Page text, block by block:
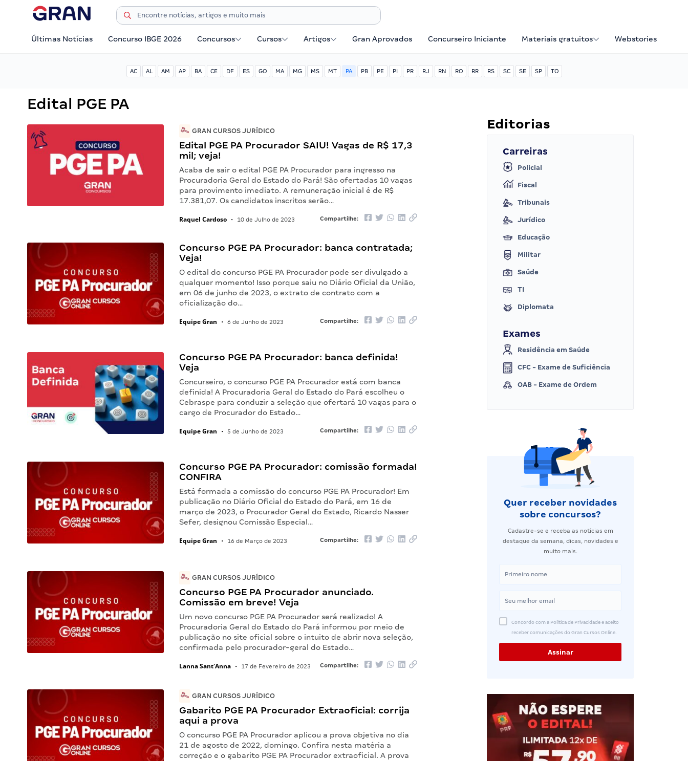
Últimas Notícias Concurso IBGE 2026 Concursos Cursos Artigos Gran Aprovados Concurseiro Iniciante Materiais gratuitos Webstories
AC AL AM AP BA CE DF ES GO MA MG MS MT PA PB PE PI PR RJ RN RO RR RS SC SE SP TO
Edital PGE PA
GRAN CURSOS JURÍDICO
Edital PGE PA Procurador SAIU! Vagas de R$ 17,3
mil; veja!
Acaba de sair o edital PGE PA Procurador para ingresso na
Procuradoria Geral do Estado do Pará! São ofertadas 10 vagas
para provimento imediato. A remuneração inicial é de R$
17.381,07. Os candidatos inscritos serão…
Raquel Cardoso • 10 de Julho de 2023 Compartilhe:
Concurso PGE PA Procurador: banca contratada;
Veja!
O edital do concurso PGE PA Procurador pode ser divulgado a
qualquer momento! Isso porque saiu no Diário Oficial da União,
em 06 de junho de 2023, o extrato de contrato com a
oficialização do…
Equipe Gran • 6 de Junho de 2023 Compartilhe:
Concurso PGE PA Procurador: banca definida!
Veja
Concurseiro, o concurso PGE PA Procurador está com banca
definida! A Procuradoria Geral do Estado do Pará escolheu o
Cebraspe para conduzir a seleção que ofertará 10 vagas para o
cargo de Procurador do Estado…
Equipe Gran • 5 de Junho de 2023 Compartilhe:
Concurso PGE PA Procurador: comissão formada!
CONFIRA
Está formada a comissão do concurso PGE PA Procurador! Em
publicação no Diário Oficial do Estado do Pará, em 16 de
março de 2023, o Procurador Geral do Estado, Ricardo Nasser
Sefer, designou Comissão Especial…
Equipe Gran • 16 de Março de 2023 Compartilhe:
GRAN CURSOS JURÍDICO
Concurso PGE PA Procurador anunciado.
Comissão em breve! Veja
Um novo concurso PGE PA Procurador será realizado! A
Procuradoria Geral do Estado do Pará informou por meio de
publicação no site oficial sobre o intuito de abrir nova seleção,
confirmada pelo procurador-geral do Estado…
Lanna Sant'Anna • 17 de Fevereiro de 2023 Compartilhe:
GRAN CURSOS JURÍDICO
Gabarito PGE PA Procurador Extraoficial: corrija
aqui a prova
O concurso PGE PA Procurador aplicou a prova objetiva no dia
21 de agosto de 2022, domingo. Confira nesta matéria a
correção e o gabarito PGE PA Procurador extraoficial. A prova
Editorias
Carreiras
Policial
Fiscal
Tribunais
Jurídico
Educação
Militar
Saúde
TI
Diplomata
Exames
Residência em Saúde
CFC - Exame de Suficiência
OAB - Exame de Ordem
Quer receber novidades
sobre concursos?
Cadastre-se e receba as notícias em
destaque da semana, dicas, novidades e
muito mais.
Concordo com a Política de Privacidade e aceito
receber comunicações do Gran Cursos Online.